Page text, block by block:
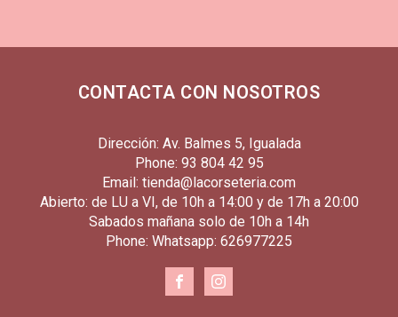
CONTACTA CON NOSOTROS
Dirección: Av. Balmes 5, Igualada
Phone: 93 804 42 95
Email: tienda@lacorseteria.com
Abierto: de LU a VI, de 10h a 14:00 y de 17h a 20:00
Sabados mañana solo de 10h a 14h
Phone: Whatsapp: 626977225